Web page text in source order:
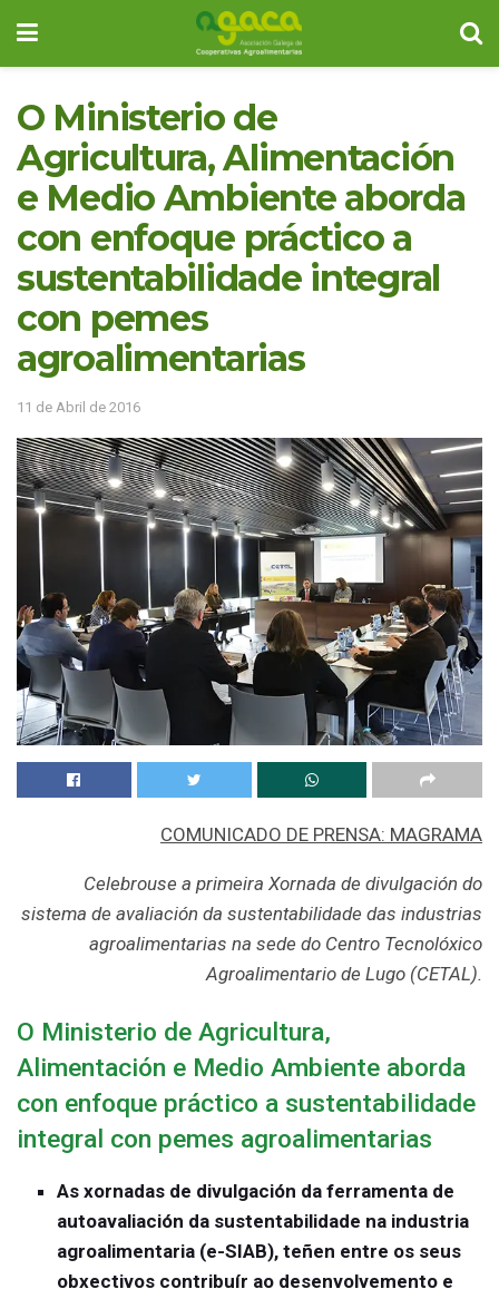
O Ministerio de
Agricultura, Alimentación
e Medio Ambiente aborda
con enfoque práctico a
sustentabilidade integral
con pemes
agroalimentarias
11 de Abril de 2016
COMUNICADO DE PRENSA: MAGRAMA
Celebrouse a primeira Xornada de divulgación do
sistema de avaliación da sustentabilidade das industrias
agroalimentarias na sede do Centro Tecnolóxico
Agroalimentario de Lugo (CETAL).
O Ministerio de Agricultura,
Alimentación e Medio Ambiente aborda
con enfoque práctico a sustentabilidade
integral con pemes agroalimentarias
As xornadas de divulgación da ferramenta de
autoavaliación da sustentabilidade na industria
agroalimentaria (e-SIAB), teñen entre os seus
obxectivos contribuír ao desenvolvemento e